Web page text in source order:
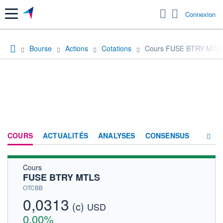
Menu Connexion
Bourse Actions Cotations Cours FUSE BTRY
COURS ACTUALITÉS ANALYSES CONSENSUS
Cours
FUSE BTRY MTLS
OTCBB
0,0313 (c) USD
0,00%